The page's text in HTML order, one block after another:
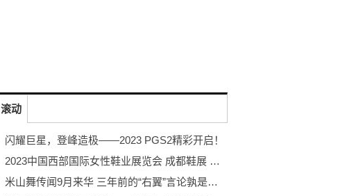
滚动
闪耀巨星，登峰造极——2023 PGS2精彩开启！
2023中国西部国际女性鞋业展览会 成都鞋展 中国女鞋之都 成都女性鞋业展
米山舞传闻9月来华 三年前的“右翼”言论孰是孰非？